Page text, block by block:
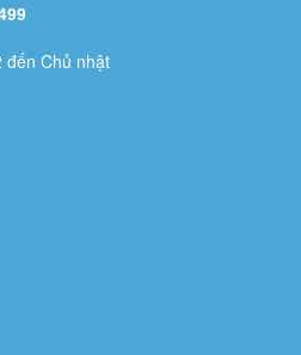
Chủ nhật